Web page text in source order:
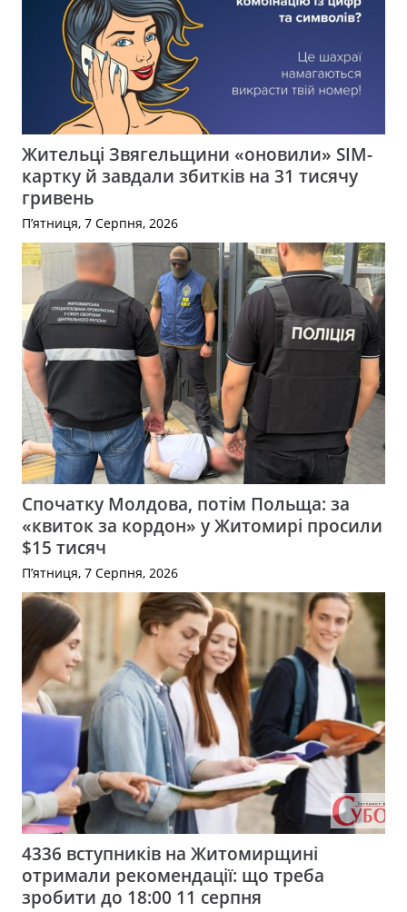
Жительці Звягельщини «оновили» SIM-
картку й завдали збитків на 31 тисячу
гривень
П’ятниця, 7 Серпня, 2026
Спочатку Молдова, потім Польща: за
«квиток за кордон» у Житомирі просили
$15 тисяч
П’ятниця, 7 Серпня, 2026
4336 вступників на Житомирщині
отримали рекомендації: що треба
зробити до 18:00 11 серпня